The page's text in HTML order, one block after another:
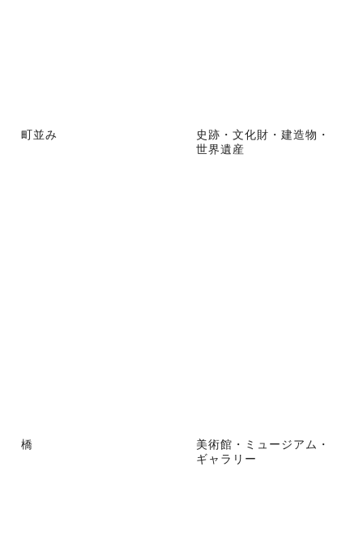
町並み
史跡・文化財・建造物・
世界遺産
橋
美術館・ミュージアム・
ギャラリー